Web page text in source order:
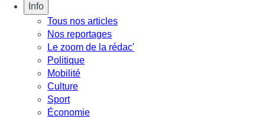
Info
Tous nos articles
Nos reportages
Le zoom de la rédac'
Politique
Mobilité
Culture
Sport
Économie